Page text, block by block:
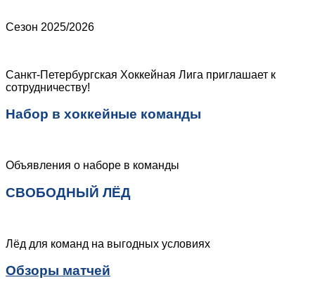
Сезон 2025/2026
Санкт-Петербургская Хоккейная Лига приглашает к
сотрудничеству!
Набор в хоккейные команды
Объявления о наборе в команды
СВОБОДНЫЙ ЛЁД
Лёд для команд на выгодных условиях
Обзоры матчей